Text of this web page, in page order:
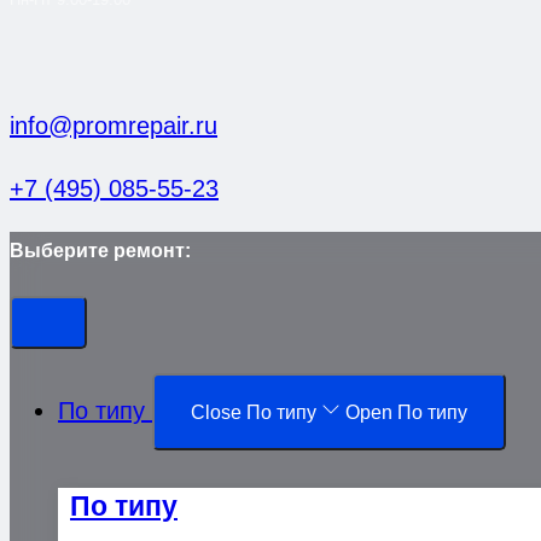
info@promrepair.ru
+7 (495) 085-55-23
Выберите ремонт:
По типу Close По типу Open По типу
По типу